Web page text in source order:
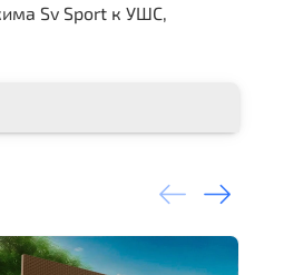
Sv Sport к УШС,